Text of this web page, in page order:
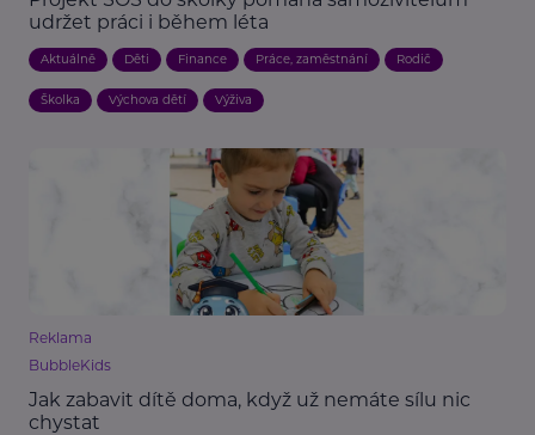
udržet práci i během léta
Aktuálně Děti Finance Práce, zaměstnání Rodič
Školka Výchova dětí Výživa
Reklama
BubbleKids
Jak zabavit dítě doma, když už nemáte sílu nic
chystat